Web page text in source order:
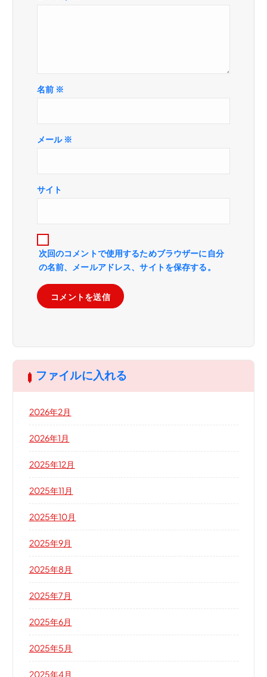
名前 ※
メール ※
サイト
次回のコメントで使用するためブラウザーに自分
の名前、メールアドレス、サイトを保存する。
ファイルに入れる
2026年2月
2026年1月
2025年12月
2025年11月
2025年10月
2025年9月
2025年8月
2025年7月
2025年6月
2025年5月
2025年4月